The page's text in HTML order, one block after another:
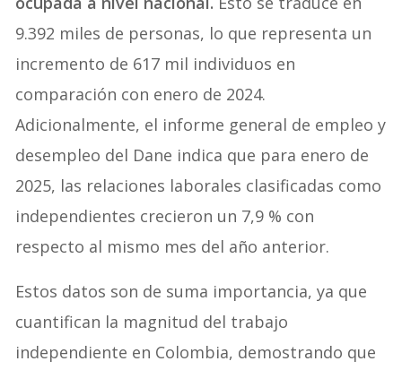
9.392 miles de personas, lo que representa un
incremento de 617 mil individuos en
comparación con enero de 2024.
Adicionalmente, el informe general de empleo y
desempleo del Dane indica que para enero de
2025, las relaciones laborales clasificadas como
independientes crecieron un 7,9 % con
respecto al mismo mes del año anterior.
Estos datos son de suma importancia, ya que
cuantifican la magnitud del trabajo
independiente en Colombia, demostrando que